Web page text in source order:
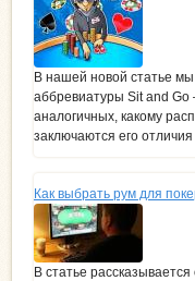
В нашей новой статье
аббревиатуры Sit and Go
аналогичных, какому
заключаются его
Как выбрать рум для
В статье